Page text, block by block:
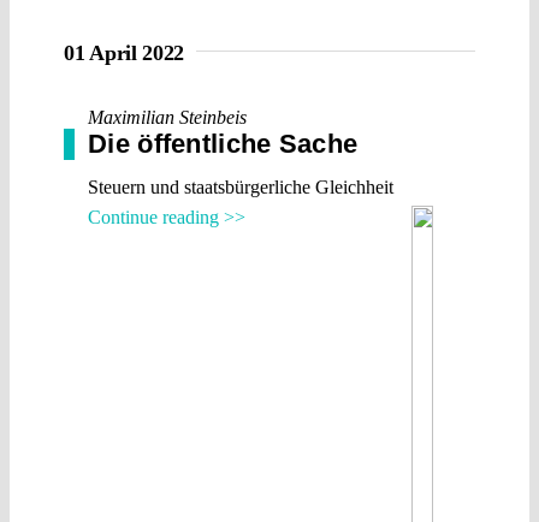
01 April 2022
Maximilian Steinbeis
Die öffentliche Sache
Steuern und staatsbürgerliche Gleichheit
Continue reading >>